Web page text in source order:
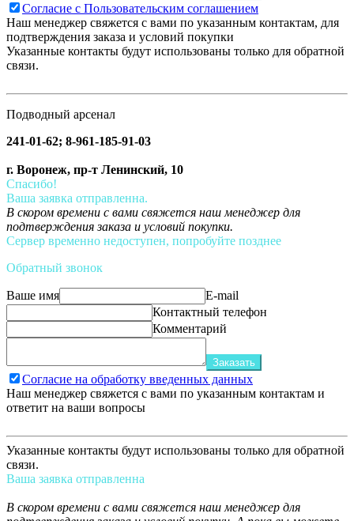
Согласие с Пользовательским соглашением
Наш менеджер свяжется с вами по указанным контактам, для
подтверждения заказа и условий покупки
Указанные контакты будут использованы только для обратной
связи.
Подводный арсенал
241-01-62; 8-961-185-91-03
г. Воронеж, пр-т Ленинский, 10
Спасибо!
Ваша заявка отправленна.
В скором времени с вами свяжется наш менеджер для
подтверждения заказа и условий покупки.
Сервер временно недоступен, попробуйте позднее
Обратный звонок
Ваше имя
E-mail
Контактный телефон
Комментарий
Заказать
Согласие на обработку введенных данных
Наш менеджер свяжется с вами по указанным контактам и
ответит на ваши вопросы
Указанные контакты будут использованы только для обратной
связи.
Ваша заявка отправленна
В скором времени с вами свяжется наш менеджер для